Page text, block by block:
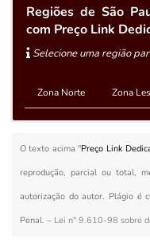
Regiões de São
com Preço Link
Selecione uma região
Zona Norte Zona
O texto acima "Preço Link
reprodução, parcial ou total,
autorização do autor. Plágio é
Penal. – Lei n° 9.610-98 sobre